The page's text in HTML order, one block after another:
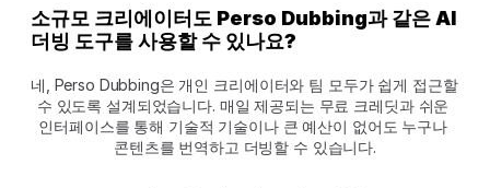
소규모 크리에이터도 Perso Dubbing과 같은 AI
더빙 도구를 사용할 수 있나요?
네, Perso Dubbing은 개인 크리에이터와 팀 모두가 쉽게 접근할
수 있도록 설계되었습니다. 매일 제공되는 무료 크레딧과 쉬운
인터페이스를 통해 기술적 기술이나 큰 예산이 없어도 누구나
콘텐츠를 번역하고 더빙할 수 있습니다.